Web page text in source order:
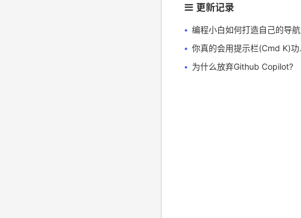
更新记录
编程小白如何打造自己的导航网站
你真的会用提示栏(Cmd K)功能了吗？
为什么放弃Github Copilot?